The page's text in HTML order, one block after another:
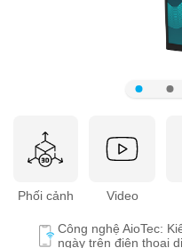
Phối cảnh Video
Công nghệ AioTec:
ngày trên điện thoại